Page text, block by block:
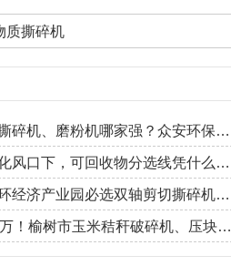
质撕碎机
碎机、磨粉机哪家强？众安环保资
实力项目认可，提供完整定制化解
风口下，可回收物分选线凭什么成
项目？
经济产业园必选双轴剪切撕碎机的
！榆树市玉米秸秆破碎机、压块机
补，生产线改造也能补